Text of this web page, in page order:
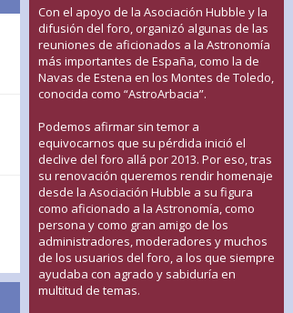
Con el apoyo de la Asociación Hubble y la
difusión del foro, organizó algunas de las
reuniones de aficionados a la Astronomía
más importantes de España, como la de
Navas de Estena en los Montes de Toledo,
conocida como “AstroArbacia”.
Podemos afirmar sin temor a
equivocarnos que su pérdida inició el
declive del foro allá por 2013. Por eso, tras
su renovación queremos rendir homenaje
desde la Asociación Hubble a su figura
como aficionado a la Astronomía, como
persona y como gran amigo de los
administradores, moderadores y muchos
de los usuarios del foro, a los que siempre
ayudaba con agrado y sabiduría en
multitud de temas.